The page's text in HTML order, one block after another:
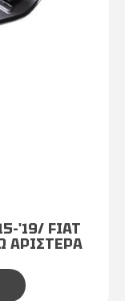
'19/ FIAT
ΑΡΙΣΤΕΡΑ